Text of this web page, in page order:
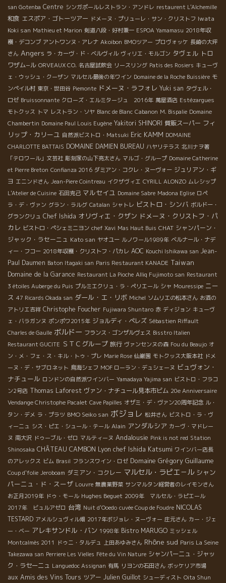
san Gotenba Centre シンガポールレストラン・アンドレ restaurent L'Alchemille
和食 エスポア・ゴトーツアー ドメーヌ・プリューレ・サン・クリストフ Iwata
Koki san Mathieu et Marion 剣道八段・好村兼一 ESPOA Yamamasu 2018年収
穫・デコンブ アントワンヌ・アレナ Akoibon BMOツアー プロヴォッケ 長崎の大坪
さん Angers ラ・カーヴ・ド・ベルヴィル ヴィリエ・モルゴン タヴェル トロ
ワザム−ル ORVEAUX CO. 名古屋試飲会 リースリング Patis des Rosiers キューヴ
ェ・ウッシュ・クーザン マルセル最後の年ワイン Domaine de la Roche Buissière モ
ンペイル村 東京・世田谷 Piemonte ドメーヌ・ラフォレ Yuki san タヴェル・
ロゼ Bruissonnante クローズ・エルミタージュ 2016年 萬屋酒店 Estézargues
モトクッス トマ レストラン・ソヤ Blanc de Blanc Cabanon M. Bispalie Domaine
Chambertin Domaine Paul Louis Eugène Yakitori SHINORI 質販スーパー フィ
リップ・カリーユ 自然派ビストロ・Matsuki Eric KAMM DOMAINE
CHARLOTTE BATTAIS DOMAINE DAMIEN BUREAU ハヤリテラス 北川ナヲ著
「テロワール」文芸社 彫刻家の山下亮太さん マルゴ・グループ Domaine Catherine
et Pierre Breton Confianza 2016 ダミアン・コクレ・ヌーヴォー ジュリアン・ギ
ヨ エニンドさん Jean-Piere Cointreau イクザヴィエ CYRILL ALONZO ムレシップ
L'Atelier de Cuisine 石田克己 マルセイユ Domaine Sabre Madona Eglise ロペ
ラ・デ・ヴァン グラン・ラルグ Catalan シャトレ ビストロ・シンバ ボルドー・
グランクリュ Chef Ishida オリヴィエ・クザン ドメーヌ・クリストフ・パ
カレ ビストロ・ペシェミニヨン chef Xavi Mas Haut Buis CHAT シャンパーン・
ジャック・ラセーニュ Kato san ヤオユー ルノワール1989年 ベルナール・ナデ
ィー・フコー 2018年収穫・クリストフ・パカレ AOC Kouchi Ishikawa san Jean-
Paul Daumen Baton Itagaki san Paris Restaurant KANADE Taiwan
Domaine de la Garance Restaurant La Pioche Alliq Fujimoto san Restaurant
3 étoiles Auberge du Puis プルミエクリュ・ラ・ペリエール シャ Mouressipe ニー
ス 47 Ricards Okada san ダール・エ・リボ Michel ソムリエの松本さん お酒の
アトリエ吉祥 Christophe Foucher Fujiwara Shuntaro 赤 ディジョン キューヴ
ェ・バラガンヌ ポンポワ2015年 ジョルディ・ペレズ Sébastien Riffault
Charles de Gaulle ボルドー フランス・ゴンザルヴェス Bisstro Italien
Restaurant GUCITE ＳＴＣグループ 旅行 ヴァンセンヌの森 Fou du Beaujo オ
ン・メ・フェ・ス・キル・トゥ・プレ Marie Rose 仙巌園 モトクッス大阪本社 ドメ
ーヌ・デ・サブロネット 鳥海シェフ MOF ローラン・デュシェーヌ ビュヴォン・
ナチュール ロンドンの自然派ワインバー Yamadaya Yajima san ビストロ・フラコ
ン2号店 Thomas Laforest ヴァン・ナチュール見本市ビム 20e Anniversaire
Vendange Christophe Pacalet Cave Papilles オザミ・デ・ヴァン20周年記念 ル・
タン・デメ ラ・プラツ BMO Seiko san ボジョレ 松井さん ビストロ・ラ・ヴ
ィーニュ シス・ピエ・シュール・テール Alain アンダルシア カーヴ・マドレー
ヌ 南大沢 ドゥーブル・ゼロ マルティーヌ Andalousie Pink is not red Station
Shinosaka CHÂTEAU CAMBON Lyon chef Ishida Katsumi ワインバー店長
のアレックス ビム Brasil フランスワイン・ロゼ Domaine Grégory Guillaume
Coup d'folie Jeroboam ダミアン・コクレー マルセル・ラピエ－ル シャン
パーニュ・ド・スーザ Louvre 無農薬野菜 サンマルタン経営者のレイモンさん
お正月2019年 ドゥ・モール Hughes Beguet 2009年 マルセル・ラピエール
2017年 ビュルアゼロ 台湾 Nuit d'Ooedo cuvée Coup de Foudre NICOLAS
TESTARD アメルシュヴィル畑 2017年ボジョレ・ヌーヴォー 庄元さん カー・ジェ
ー・ベー アレキサンドル・バン 1998年 Bistro MARUGO ミッシェル
Montcalmès 2011
ドゥニ・タルデュ 上田あゆみさん Rhône sud Paris La Seine
Takezawa san Perriere Les Vielles Fête du Vin Nature シャンパーニュ・ジャッ
ク・ラセーニュ Languedoc Assignan 有馬 リヨンの石田さん ボッケリア市場
aux Amis des Vins Tours ツアー Julien Guillot シューディスト Oita Shun